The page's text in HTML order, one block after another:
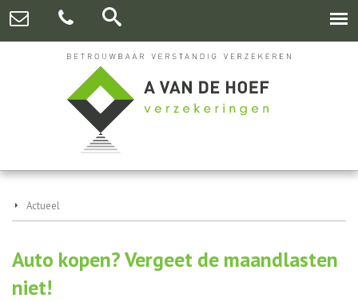
Actueel
Auto kopen? Vergeet de maandlasten
niet!